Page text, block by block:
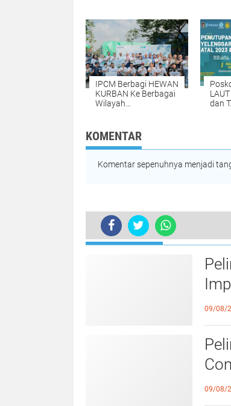
IPCM Berbagi HEWAN
KURBAN Ke Berbagai
Wilayah
dan
KOMENTAR
Komentar sepenuhnya menjadi
PTP Multipurpose Adakan
BERITA TERKINI
09/08/
09/08/